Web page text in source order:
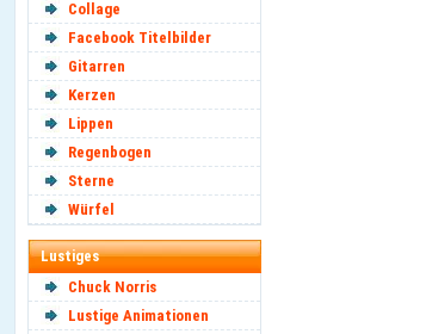
Collage
Facebook Titelbilder
Gitarren
Kerzen
Lippen
Regenbogen
Sterne
Würfel
Lustiges
Chuck Norris
Lustige Animationen